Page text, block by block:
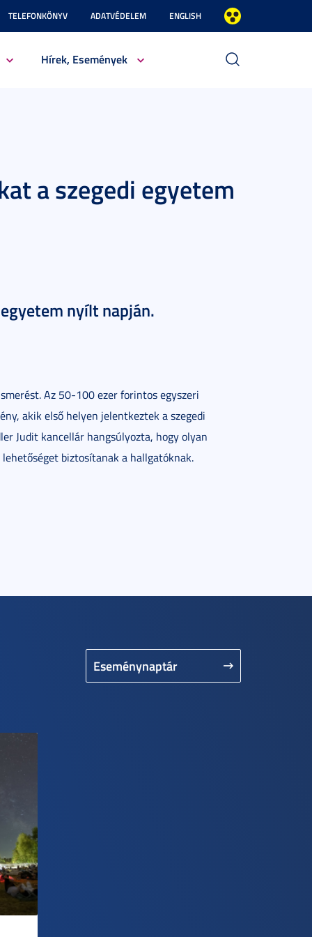
TELEFONKÖNYV ADATVÉDELEM ENGLISH
Hírek, Események
a szegedi egyetem
nyílt napján.
Az 50-100 ezer forintos egyszeri
akik első helyen jelentkeztek a szegedi
Judit kancellár hangsúlyozta, hogy olyan
biztosítanak a hallgatóknak.
Eseménynaptár